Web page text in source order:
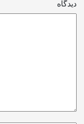
دیدگاه